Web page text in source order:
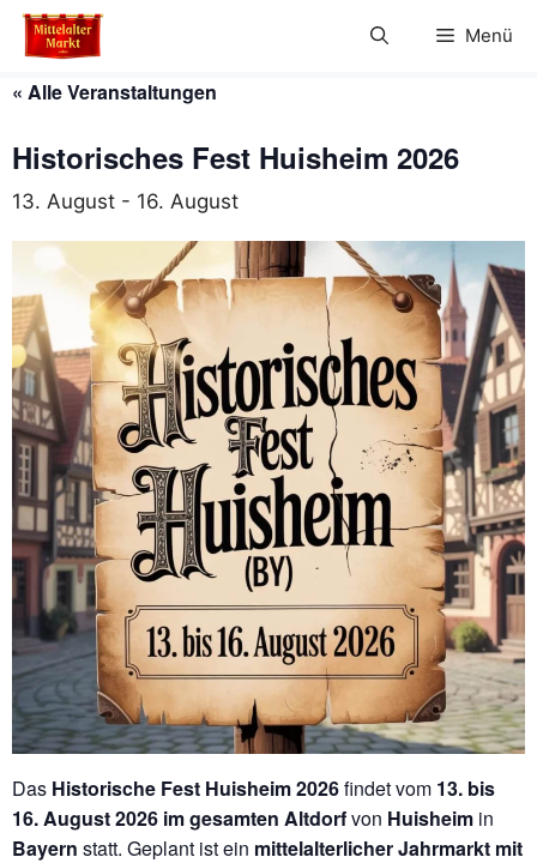
Zum
Inhalt
Menü
« Alle Veranstaltungen
Historisches Fest Huisheim 2026
13. August - 16. August
Das Historische Fest Huisheim 2026findet vom 13. bis
16. August 2026 im gesamten Altdorfvon Huisheim in
Bayern statt. Geplant ist ein mittelalterlicher Jahrmarkt mit